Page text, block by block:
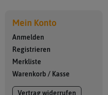
Mein Konto
Anmelden
Registrieren
Merkliste
Warenkorb/ Kasse
Vertrag widerrufen